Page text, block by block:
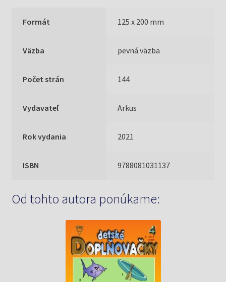
Formát 125 x 200 mm
Väzba pevná väzba
Počet strán 144
Vydavateľ Arkus
Rok vydania 2021
ISBN 9788081031137
Od tohto autora ponúkame: